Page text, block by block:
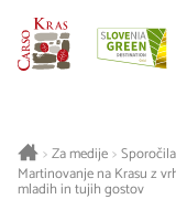
>Za medije>
Martinovanje na Krasu z
mladih in tujih gostov